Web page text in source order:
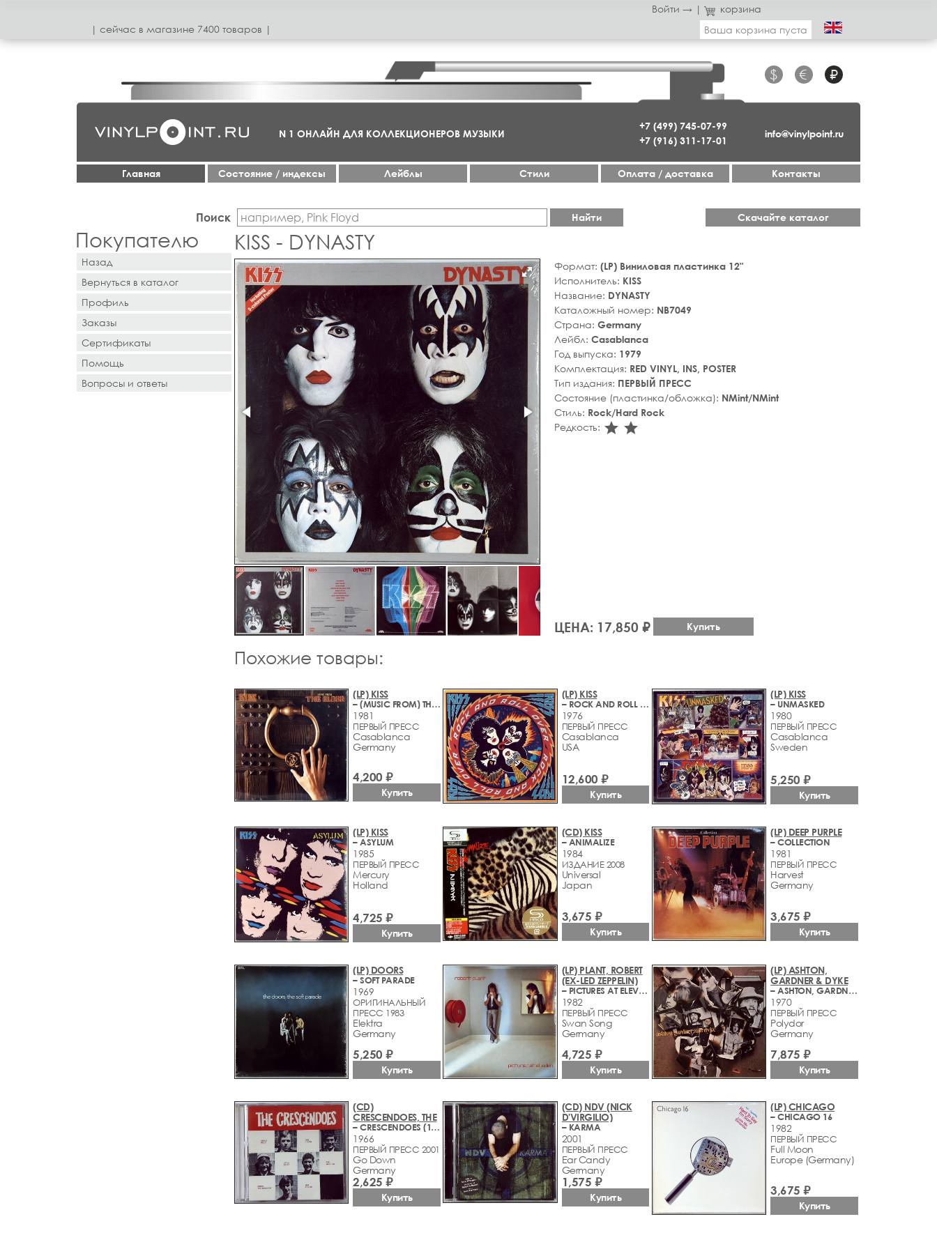
Войти → |
корзина
| сeйчас в магазинe 7400 товаров |
Ваша корзина пуста
+7 (499) 745-07-99
+7 (916) 311-17-01
$ € ₽
info@vinylpoint.ru
N 1 ОНЛАЙН ДЛЯ КОЛЛЕКЦИОНЕРОВ МУЗЫКИ
Главная Cостояние / индексы Лейблы Стили Оплата / доставка Контакты
Поиск Найти Скачайте каталог
Покупателю
Назад
Вернуться в каталог
Профиль
Заказы
Сертификаты
Помощь
Вопросы и ответы
KISS - DYNASTY
Формат: (LP) Виниловая пластинка 12"
Исполнитель: KISS
Название: DYNASTY
Каталожный номер: NB7049
Страна: Germany
Лейбл: Casablanca
Год выпуска: 1979
Комплектация: RED VINYL, INS, POSTER
Тип издания: ПЕРВЫЙ ПРЕСС
Состояние (пластинка/обложка): NMint/NMint
Стиль: Rock/Hard Rock
Редкость: star_rate
star_rate
ЦЕНА: 17,850 ₽ Купить
Похожие товары:
(LP) KISS
– (MUSIC FROM) THE ELDER
1981
ПЕРВЫЙ ПРЕСС
Casablanca
Germany
4,200 ₽
Купить
(LP) KISS
– ROCK AND ROLL OVER
1976
ПЕРВЫЙ ПРЕСС
Casablanca
USA
12,600 ₽
Купить
(LP) KISS
– UNMASKED
1980
ПЕРВЫЙ ПРЕСС
Casablanca
Sweden
5,250 ₽
Купить
(LP) KISS
– ASYLUM
1985
ПЕРВЫЙ ПРЕСС
Mercury
Holland
4,725 ₽
Купить
(CD) KISS
– ANIMALIZE
1984
ИЗДАНИЕ 2008
Universal
Japan
3,675 ₽
Купить
(LP) DEEP PURPLE
– COLLECTION
1981
ПЕРВЫЙ ПРЕСС
Harvest
Germany
3,675 ₽
Купить
(LP) DOORS
– SOFT PARADE
1969
ОРИГИНАЛЬНЫЙ
ПРЕСС 1983
Elektra
Germany
5,250 ₽
Купить
(LP) PLANT, ROBERT
(EX-LED ZEPPELIN)
– PICTURES AT ELEVEN
1982
ПЕРВЫЙ ПРЕСС
Swan Song
Germany
4,725 ₽
Купить
(LP) ASHTON,
GARDNER & DYKE
– ASHTON, GARDNER & DYKE
1970
ПЕРВЫЙ ПРЕСС
Polydor
Germany
7,875 ₽
Купить
(CD)
CRESCENDOES, THE
– CRESCENDOES (1962-1966)
1966
ПЕРВЫЙ ПРЕСС 2001
Go Down
Germany
2,625 ₽
Купить
(CD) NDV (NICK
D'VIRGILIO)
– KARMA
2001
ПЕРВЫЙ ПРЕСС
Ear Candy
Germany
1,575 ₽
Купить
(LP) CHICAGO
– CHICAGO 16
1982
ПЕРВЫЙ ПРЕСС
Full Moon
Europe (Germany)
3,675 ₽
Купить